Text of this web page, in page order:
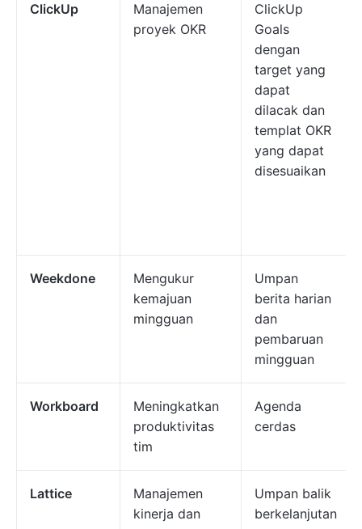
ClickUp
Manajemen
proyek OKR
ClickUp
Goals
dengan
target yang
dapat
dilacak dan
templat OKR
yang dapat
disesuaikan
Weekdone
Mengukur
kemajuan
mingguan
Umpan
berita harian
dan
pembaruan
mingguan
Workboard
Meningkatkan
produktivitas
tim
Agenda
cerdas
Lattice
Manajemen
kinerja dan
Umpan balik
berkelanjutan